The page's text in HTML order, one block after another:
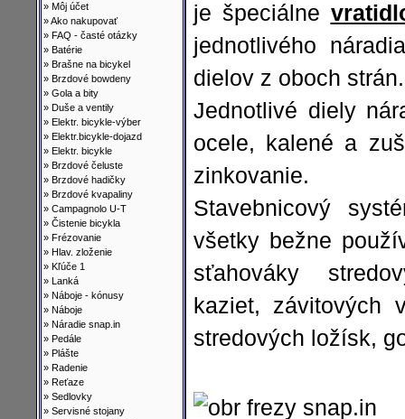
» Môj účet
»Ako nakupovať
» FAQ - časté otázky
» Batérie
» Brašne na bicykel
» Brzdové bowdeny
» Gola a bity
» Duše a ventily
» Elektr. bicykle-výber
» Elektr.bicykle-dojazd
» Elektr. bicykle
» Brzdové čeluste
» Brzdové hadičky
» Brzdové kvapaliny
» Campagnolo U-T
» Čistenie bicykla
» Frézovanie
» Hlav. zloženie
» Kľúče 1
» Lanká
» Náboje - kónusy
» Náboje
» Náradie snap.in
» Pedále
» Plášte
» Radenie
» Reťaze
» Sedlovky
» Servisné stojany
je špeciálne
jednotlivého
dielov z oboch strán.
Jednotlivé diely
ocele, kalené a
zinkovanie.
Stavebnicový
všetky bežne
sťahováky
kaziet, závitových
stredových ložísk,